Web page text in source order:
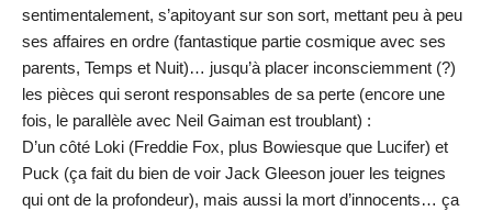
sentimentalement, s’apitoyant sur son sort, mettant peu à peu
ses affaires en ordre (fantastique partie cosmique avec ses
parents, Temps et Nuit)… jusqu’à placer inconsciemment (?)
les pièces qui seront responsables de sa perte (encore une
fois, le parallèle avec Neil Gaiman est troublant) :
D’un côté Loki (Freddie Fox, plus Bowiesque que Lucifer) et
Puck (ça fait du bien de voir Jack Gleeson jouer les teignes
qui ont de la profondeur), mais aussi la mort d’innocents… ça